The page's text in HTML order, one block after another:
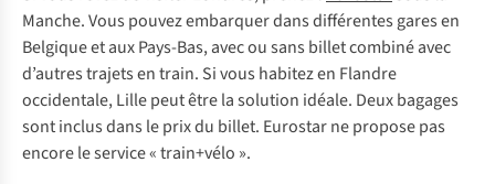
Manche. Vous pouvez embarquer dans différentes gares en
Belgique et aux Pays-Bas, avec ou sans billet combiné avec
d’autres trajets en train. Si vous habitez en Flandre
occidentale, Lille peut être la solution idéale. Deux bagages
sont inclus dans le prix du billet. Eurostar ne propose pas
encore le service « train+vélo ».